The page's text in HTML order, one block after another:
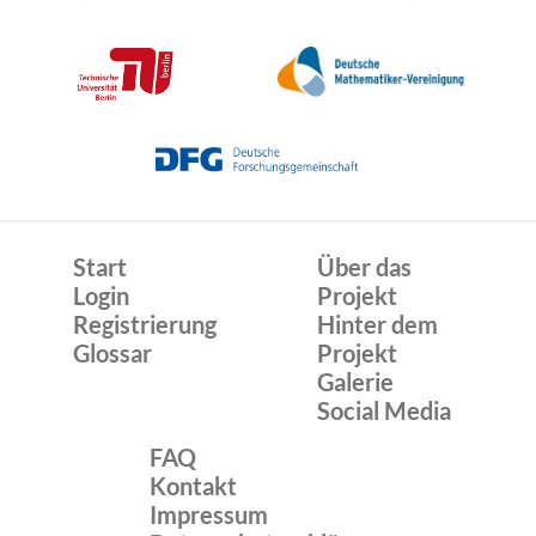
Start
Login
Registrierung
Glossar
Über das
Projekt
Hinter dem
Projekt
Galerie
Social Media
FAQ
Kontakt
Impressum